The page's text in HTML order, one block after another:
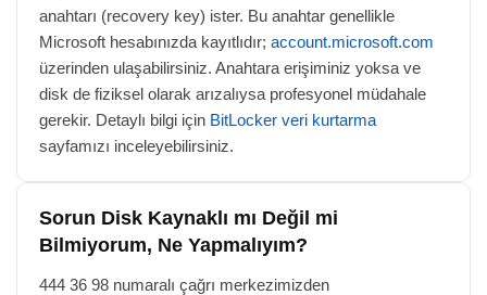
anahtarı (recovery key) ister. Bu anahtar genellikle
Microsoft hesabınızda kayıtlıdır;account.microsoft.com
üzerinden ulaşabilirsiniz. Anahtara erişiminiz yoksa ve
disk de fiziksel olarak arızalıysa profesyonel müdahale
gerekir. Detaylı bilgi için BitLocker veri kurtarma
sayfamızı inceleyebilirsiniz.
Sorun Disk Kaynaklı mı Değil mi
Bilmiyorum, Ne Yapmalıyım?
444 36 98 numaralı çağrı merkezimizden